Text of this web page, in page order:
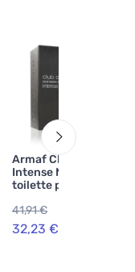
Armaf Club De Nuit
Intense Man eau de
toilette para homens
41,91 €
32,23 €